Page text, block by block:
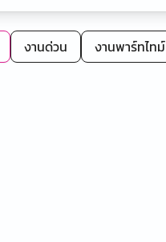
งานด่วน งานพาร์ทไทม์